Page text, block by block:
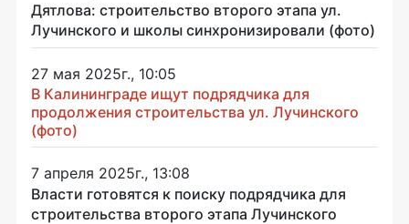
Дятлова: строительство второго этапа ул.
Лучинского и школы синхронизировали (фото)
27 мая 2025г., 10:05
В Калининграде ищут подрядчика для
продолжения строительства ул. Лучинского
(фото)
7 апреля 2025г., 13:08
Власти готовятся к поиску подрядчика для
строительства второго этапа Лучинского